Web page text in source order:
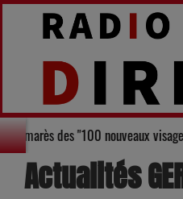
figure au Palmarès des "100
Actualités